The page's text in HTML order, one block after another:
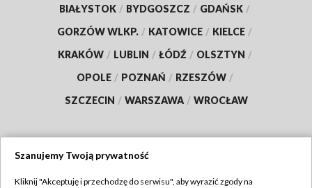
BIAŁYSTOK / BYDGOSZCZ / GDAŃSK /
GORZÓW WLKP. / KATOWICE / KIELCE /
KRAKÓW / LUBLIN / ŁÓDŹ / OLSZTYN /
OPOLE / POZNAŃ / RZESZÓW /
SZCZECIN / WARSZAWA / WROCŁAW
Szanujemy Twoją prywatność
Kliknij "Akceptuję i przechodzę do serwisu", aby wyrazić zgody na